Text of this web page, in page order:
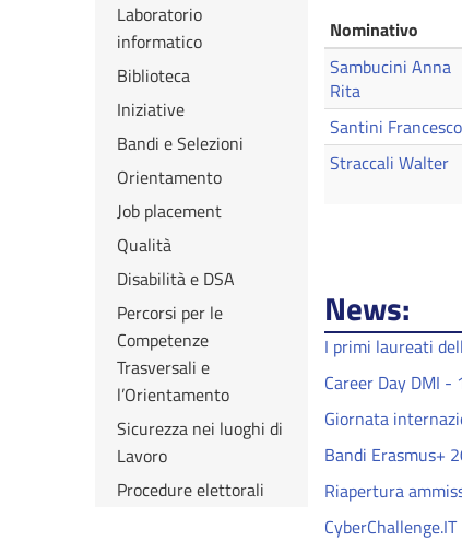
Nominativo
Sambucini Anna
Rita
Santini Francesco
Straccali Walter
News:
I primi laureati
Career Day DMI
Giornata
Bandi Erasmus+
Riapertura
Laboratorio
informatico
Biblioteca
Iniziative
Bandi e Selezioni
Orientamento
Job placement
Qualità
Disabilità e DSA
Percorsi per le
Competenze
Trasversali e
l’Orientamento
Sicurezza nei luoghi di
Lavoro
Procedure elettorali